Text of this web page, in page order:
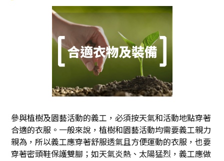
參與植樹及園藝活動的義工，必須按天氣和活動地點穿著
合適的衣服。一般來說，植樹和園藝活動均需要義工親力
親為，所以義工應穿著舒服透氣且方便運動的衣服，也要
穿著密頭鞋保護雙腳；如天氣炎熱、太陽猛烈，義工應做